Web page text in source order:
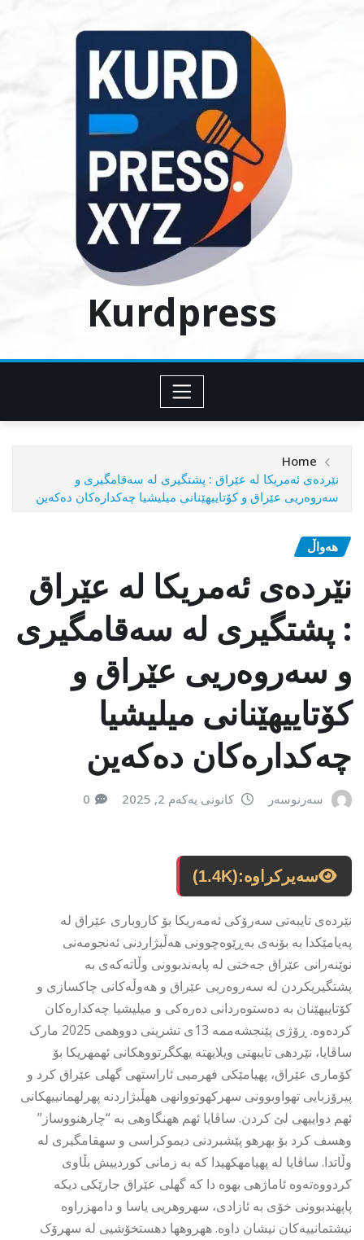
Kurdpress
Home
نێردەی ئەمریکا لە عێراق : پشتگیری لە سه‌قامگیری و
سه‌روه‌ریی عێراق و کۆتاییهێنانی میلیشیا چەکدارەکان دەکەین
هەواڵ
نێردەی ئەمریکا لە عێراق
: پشتگیری لە سه‌قامگیری
و سه‌روه‌ریی عێراق و
کۆتاییهێنانی میلیشیا
چەکدارەکان دەکەین
سەرنوسەر کانونی یەکەم 2, 2025 0
سەیرکراوە:(1.4K)
نێردەی تایبەتی سەرۆکی ئەمەریکا بۆ کاروباری عێراق لە
پەیامێکدا بە بۆنەی بەڕێوەچوونی هەڵبژاردنی ئەنجومەنی
نوێنەرانی عێراق جەختی لە پابەندبوونی وڵاتەکەی بە
پشتگیریکردن لە سەروەریی عێراق و هەوڵەکانی چاکسازی و
کۆتاییهێنان بە دەستوەردانی دەرەکی و میلیشیا چەکدارەکان
کردەوە. ڕۆژی پێنجشەممە 13ی تشرینی دووهمی 2025 مارک
ساڤایا، نێردهی تایبهتی ویلایهته یهکگرتووهکانی ئهمهریکا بۆ
کۆماری عێراق، پهیامێکی فهرمیی ئاراستهی گهلی عێراق کرد و
پیرۆزبایی تهواوبوونی سهرکهوتووانهی ههڵبژاردنه پهرلهمانییهکانی
ئهم دواییهی لێ کردن. ساڤایا ئهم ههنگاوهی به “چارهنووساز”
وهسف کرد بۆ بهرهو پێشبردنی دیموکراسی و سهقامگیری له
وڵاتدا. ساڤایا له پهیامهکهیدا کە بە زمانی کوردییش بڵاوی
کردووەتەوە ئاماژهی بهوه دا که گهلی عێراق جارێکی دیکه
پاپهندبوونی خۆی به ئازادی، سهروهریی یاسا و دامهزراوه
نیشتمانییەکان نیشان داوه. ههروهها دهستخۆشیی له سهرۆک